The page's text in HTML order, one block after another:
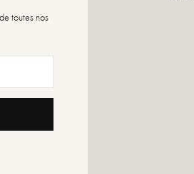
toutes nos